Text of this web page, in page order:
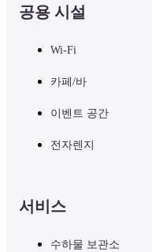
공용 시설
Wi-Fi
카페/바
이벤트 공간
전자렌지
서비스
수하물 보관소